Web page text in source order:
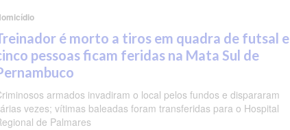
é morto a tiros em quadra de futsal e
pessoas ficam feridas na Mata Sul de
armados invadiram o local pelos fundos e dispararam
vezes; vítimas baleadas foram transferidas para o Hospital
de Palmares